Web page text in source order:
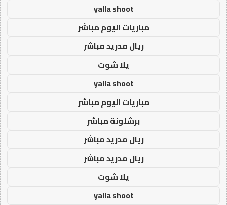
yalla shoot
مباريات اليوم مباشر
ريال مدريد مباشر
يلا شوت
yalla shoot
مباريات اليوم مباشر
برشلونة مباشر
ريال مدريد مباشر
ريال مدريد مباشر
يلا شوت
yalla shoot